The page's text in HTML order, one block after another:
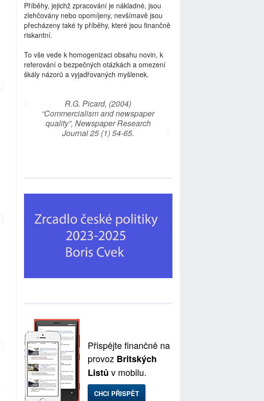
Příběhy, jejichž zpracování je nákladné, jsou
zlehčovány nebo opomíjeny, nevšímavě jsou
přecházeny také ty příběhy, které jsou finančně
riskantní.
To vše vede k homogenizaci obsahu novin, k
referování o bezpečných otázkách a omezení
škály názorů a vyjadřovaných myšlenek.
R.G. Picard, (2004)
“Commercialism and newspaper
quality”, Newspaper Research
Journal 25 (1) 54-65.
Přispějte finančně na
provoz Britských
Listů v mobilu.
CHCI PŘISPĚT